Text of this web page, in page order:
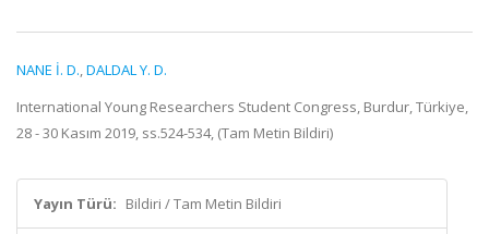
NANE İ. D.,DALDAL Y. D.
International Young Researchers Student Congress, Burdur, Türkiye,
28 - 30 Kasım 2019, ss.524-534, (Tam Metin Bildiri)
Yayın Türü: Bildiri / Tam Metin Bildiri